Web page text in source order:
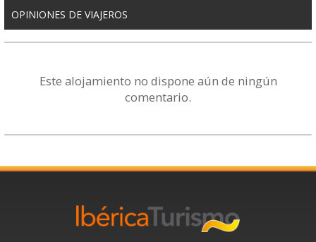
OPINIONES DE VIAJEROS
Este alojamiento no dispone aún de ningún
comentario.